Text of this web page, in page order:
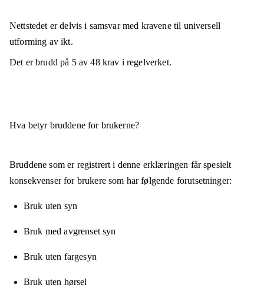
Nettstedet erdelvis i samsvarmed kravene til universell
utforming av ikt.
Det er brudd på 5av48krav i regelverket.
Hva betyr bruddene for brukerne?
Bruddene som er registrert i denne erklæringen får spesielt
konsekvenser for brukere som har følgende forutsetninger:
Bruk uten syn
Bruk med avgrenset syn
Bruk uten fargesyn
Bruk uten hørsel